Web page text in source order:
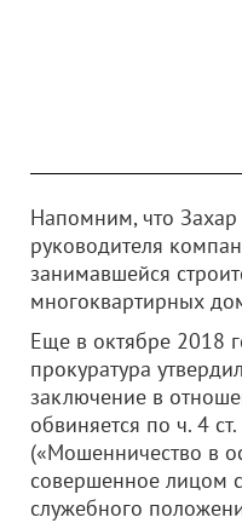
Напомним, что Захар
руководителя
занимавшейся
многоквартирных
Еще в октябре 2018
прокуратура
заключение в
обвиняется по ч. 4
(«Мошенничество в
совершенное лицом
служебного